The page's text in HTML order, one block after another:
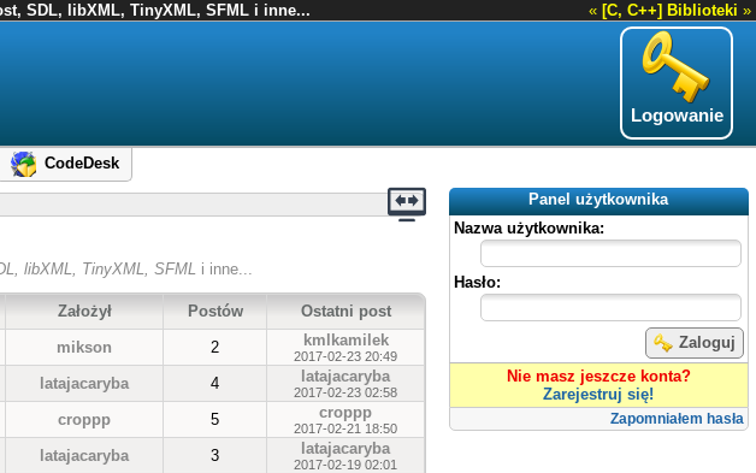
« [C, C++] Biblioteki »
SDL, libXML, TinyXML, SFML i inne...
Logowanie
CodeDesk
Panel użytkownika
Nazwa użytkownika:
Hasło:
Zaloguj
Nie masz jeszcze konta?
Zarejestruj się!
Zapomniałem hasła
libXML, TinyXML, SFML i inne...
Założył Postów
Ostatni post
mikson 2 kmlkamilek
2017-02-23 20:49
latajacaryba 4 latajacaryba
2017-02-23 02:58
croppp 5 croppp
2017-02-21 18:50
latajacaryba 3 latajacaryba
2017-02-19 02:01